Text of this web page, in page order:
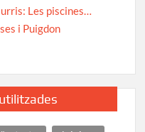
Les piscines…
i Puigdon